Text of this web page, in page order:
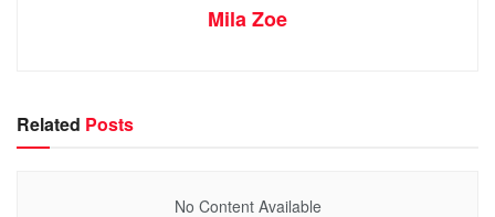
Mila Zoe
Related Posts
No Content Available